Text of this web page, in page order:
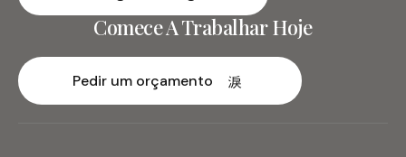
Comece A Trabalhar Hoje
Pedir um orçamento